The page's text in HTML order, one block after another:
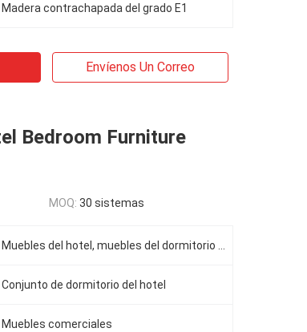
Madera contrachapada del grado E1
Envíenos Un Correo
Bedroom Furniture
MOQ: 30 sistemas
Conjunto de dormitorio del hotel
Muebles comerciales